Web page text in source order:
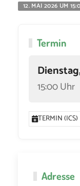
12. MAI 2026 UM
Termin
15:00 Uhr
TERMIN (ICS)
Adresse